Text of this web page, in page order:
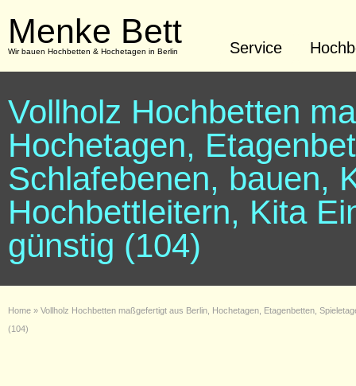
Menke Bett
Wir bauen Hochbetten & Hochetagen in Berlin Service
Vollholz Hochbetten
Hochetagen,
Schlafebenen, bauen,
Hochbettleitern, Kita
günstig (104)
Home » Vollholz Hochbetten maßgefertigt aus Berlin, Hochetagen, Etagenbetten,
(104)